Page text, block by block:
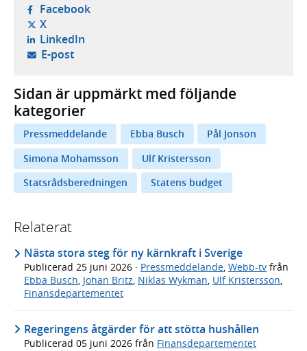
Facebook- öppnas i ny flik, extern webbplats,
X- öppnas i ny flik, extern webbplats,
LinkedIn- öppnas i ny flik, extern webbplats,
E-post- öppnar din e-postklient,
Sidan är uppmärkt med följande
kategorier
Pressmeddelande Ebba Busch
Pål Jonson
Simona Mohamsson
Ulf Kristersson
Statsrådsberedningen
Statens budget
Relaterat
Nästa stora steg för ny kärnkraft i Sverige
Publicerad 25 juni 2026 · Pressmeddelande, Webb-tv från
Ebba Busch, Johan Britz, Niklas Wykman, Ulf Kristersson,
Finansdepartementet
Regeringens åtgärder för att stötta hushållen
Publicerad 05 juni 2026 från Finansdepartementet